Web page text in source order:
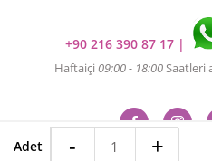
Adet - +
+90 216 390 87 17 |
Haftaiçi 09:00 - 18:00Saatleri